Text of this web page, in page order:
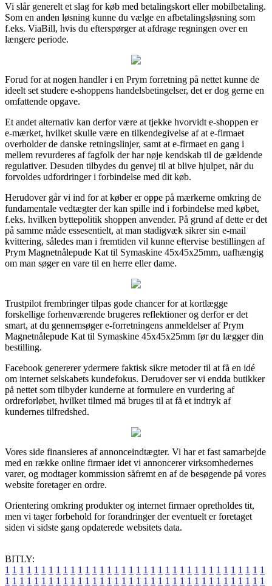
Vi slår generelt et slag for køb med betalingskort eller mobilbetaling.
Som en anden løsning kunne du vælge en afbetalingsløsning som
f.eks. ViaBill, hvis du efterspørger at afdrage regningen over en
længere periode.
Forud for at nogen handler i en Prym forretning på nettet kunne de
ideelt set studere e-shoppens handelsbetingelser, det er dog gerne en
omfattende opgave.
Et andet alternativ kan derfor være at tjekke hvorvidt e-shoppen er
e-mærket, hvilket skulle være en tilkendegivelse af at e-firmaet
overholder de danske retningslinjer, samt at e-firmaet en gang i
mellem revurderes af fagfolk der har nøje kendskab til de gældende
regulativer. Desuden tilbydes du genvej til at blive hjulpet, når du
forvoldes udfordringer i forbindelse med dit køb.
Herudover går vi ind for at køber er oppe på mærkerne omkring de
fundamentale vedtægter der kan spille ind i forbindelse med købet,
f.eks. hvilken byttepolitik shoppen anvender. På grund af dette er det
på samme måde essesentielt, at man stadigvæk sikrer sin e-mail
kvittering, således man i fremtiden vil kunne eftervise bestillingen af
Prym Magnetnålepude Kat til Symaskine 45x45x25mm, uafhængig
om man søger en vare til en herre eller dame.
Trustpilot frembringer tilpas gode chancer for at kortlægge
forskellige forhenværende brugeres reflektioner og derfor er det
smart, at du gennemsøger e-forretningens anmeldelser af Prym
Magnetnålepude Kat til Symaskine 45x45x25mm før du lægger din
bestilling.
Facebook genererer ydermere faktisk sikre metoder til at få en idé
om internet selskabets kundefokus. Derudover ser vi endda butikker
på nettet som tilbyder kunderne at formulere en vurdering af
ordreforløbet, hvilket tilmed må bruges til at få et indtryk af
kundernes tilfredshed.
Vores side finansieres af annonceindtægter. Vi har et fast samarbejde
med en række online firmaer idet vi annoncerer virksomhedernes
varer, og modtager kommission såfremt en af de besøgende på vores
website foretager en ordre.
Orientering omkring produkter og internet firmaer opretholdes tit,
men vi tager forbehold for forandringer der eventuelt er foretaget
siden vi sidste gang opdaterede websitets data.
BITLY:
1 1 1 1 1 1 1 1 1 1 1 1 1 1 1 1 1 1 1 1 1 1 1 1 1 1 1 1 1 1 1 1 1 1 1 1
1 1 1 1 1 1 1 1 1 1 1 1 1 1 1 1 1 1 1 1 1 1 1 1 1 1 1 1 1 1 1 1 1 1 1 1